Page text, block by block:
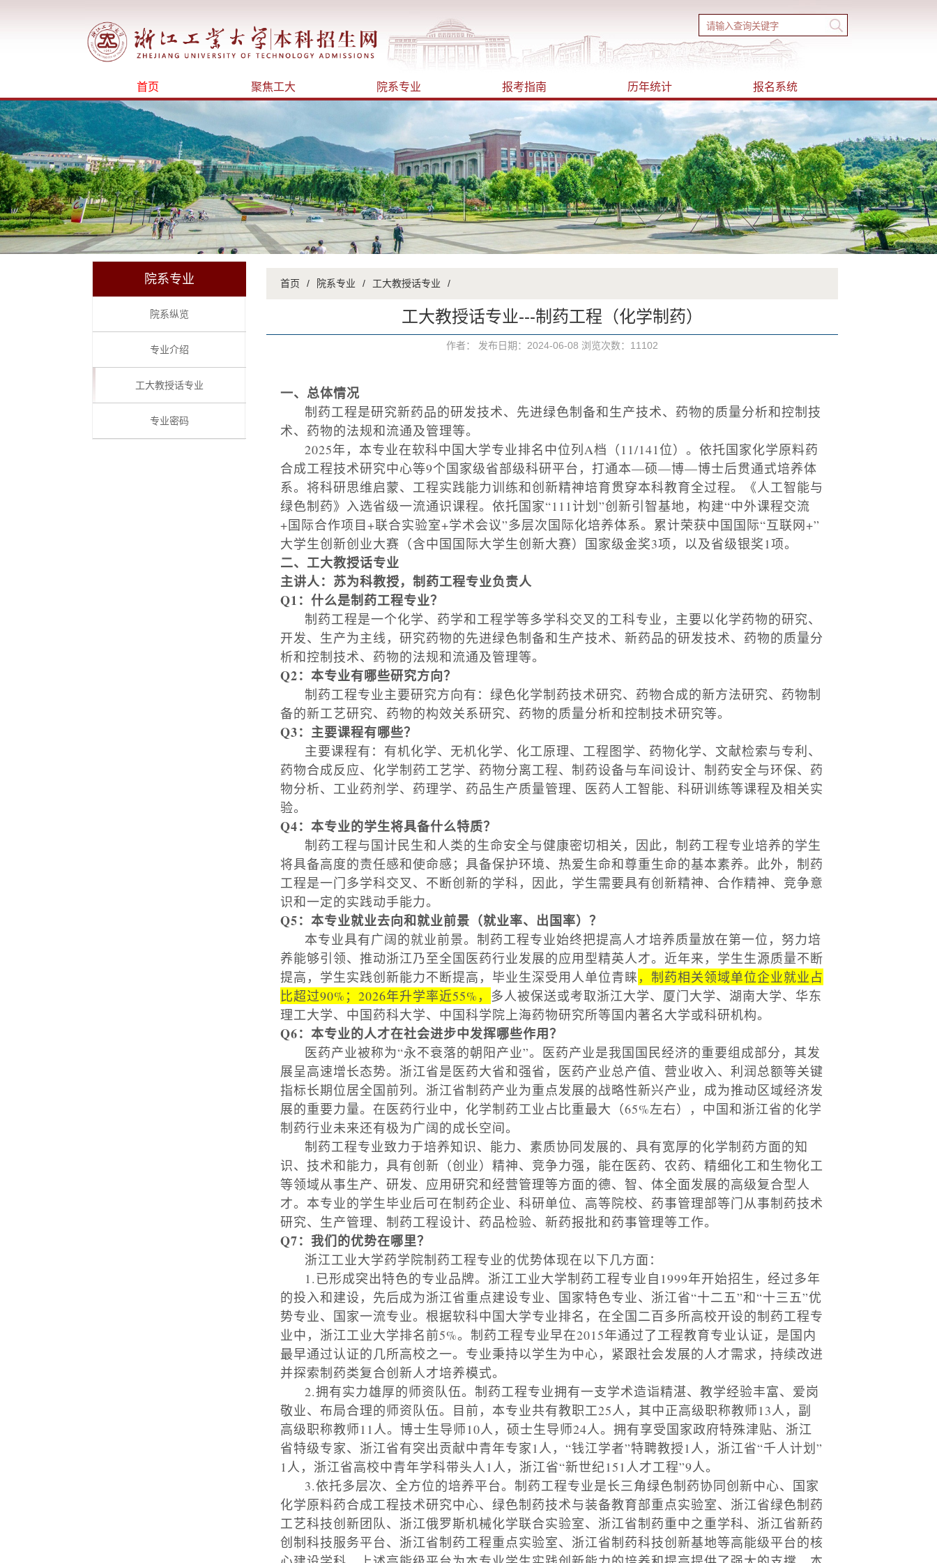
首页 聚焦工大 院系专业 报考指南 历年统计 报名系统
院系专业
院系纵览
专业介绍
工大教授话专业
专业密码
首页 / 院系专业 / 工大教授话专业 /
工大教授话专业---制药工程（化学制药）
作者： 发布日期：2024-06-08 浏览次数： 11102
一、总体情况
制药工程是研究新药品的研发技术、先进绿色制备和生产技术、药物的质量分析和控制技
术、药物的法规和流通及管理等。
2025年，本专业在软科中国大学专业排名中位列A档（11/141位）。依托国家化学原料药
合成工程技术研究中心等9个国家级省部级科研平台，打通本—硕—博—博士后贯通式培养体
系。将科研思维启蒙、工程实践能力训练和创新精神培育贯穿本科教育全过程。
《人工智能与
绿色制药》入选省级一流通识课程。 依托国家“111计划”创新引智基地，构建“中外课程交流
+国际合作项目+联合实验室+学术会议”多层次国际化培养体系。 累计荣获中国国际“互联网+”
大学生创新创业大赛（含中国国际大学生创新大赛）国家级金奖3项，以及省级银奖1项。
二、工大教授话专业
主讲人：苏为科教授，制药工程专业负责人
Q1：什么是制药工程专业？
制药工程是一个化学、药学和工程学等多学科交叉的工科专业，主要以化学药物的研究、
开发、生产为主线，研究药物的先进绿色制备和生产技术、新药品的研发技术、药物的质量分
析和控制技术、药物的法规和流通及管理等。
Q2：本专业有哪些研究方向？
制药工程专业主要研究方向有：绿色化学制药技术研究、药物合成的新方法研究、药物制
备的新工艺研究、药物的构效关系研究、药物的质量分析和控制技术研究等。
Q3：主要课程有哪些？
主要课程有：有机化学、无机化学、化工原理、工程图学、药物化学、文献检索与专利、
药物合成反应、化学制药工艺学、药物分离工程、制药设备与车间设计、制药安全与环保、药
物分析、工业药剂学、药理学、药品生产质量管理、医药人工智能、科研训练等课程及相关实
验。
Q4：本专业的学生将具备什么特质？
制药工程与国计民生和人类的生命安全与健康密切相关，因此，制药工程专业培养的学生
将具备高度的责任感和使命感；具备保护环境、热爱生命和尊重生命的基本素养。此外，制药
工程是一门多学科交叉、不断创新的学科，因此，学生需要具有创新精神、合作精神、竞争意
识和一定的实践动手能力。
Q5：本专业就业去向和就业前景（就业率、出国率）？
本专业具有广阔的就业前景。制药工程专业始终把提高人才培养质量放在第一位，努力培
养能够引领、推动浙江乃至全国医药行业发展的应用型精英人才。近年来，学生生源质量不断
提高，学生实践创新能力不断提高，毕业生深受用人单位青睐 ，制药相关领域单位企业就业占
比超过90% ； 2026年升学率近55% ， 多人被保送或考取浙江大学、厦门大学、湖南大学、华东
理工大学、中国药科大学、中国科学院上海药物研究所等国内著名大学或科研机构。
Q6：本专业的人才在社会进步中发挥哪些作用？
医药产业被称为“永不衰落的朝阳产业”。医药产业是我国国民经济的重要组成部分，其发
展呈高速增长态势。浙江省是医药大省和强省，医药产业总产值、营业收入、利润总额等关键
指标长期位居全国前列。浙江省制药产业为重点发展的战略性新兴产业，成为推动区域经济发
展的重要力量。在医药行业中，化学制药工业占比重最大（65%左右），中国和浙江省的化学
制药行业未来还有极为广阔的成长空间。
制药工程专业致力于培养知识、能力、素质协同发展的、具有宽厚的化学制药方面的知
识、技术和能力，具有创新（创业）精神、竞争力强，能在医药、农药、精细化工和生物化工
等领域从事生产、研发、应用研究和经营管理等方面的德、智、体全面发展的高级复合型人
才。本专业的学生毕业后可在制药企业、科研单位、高等院校、药事管理部等门从事制药技术
研究、生产管理、制药工程设计、药品检验、新药报批和药事管理等工作。
Q7：我们的优势在哪里？
浙江工业大学药学院制药工程专业的优势体现在以下几方面：
1.已形成突出特色的专业品牌。浙江工业大学制药工程专业自 1999年开始招生，经过多年
的投入和建设，先后成为浙江省重点建设专业、国家特色专业、浙江省“十二五”和“十三五”优
势专业、国家一流专业。根据软科中国大学专业排名，在全国二百多所高校开设的制药工程专
业中，浙江工业大学排名前5%。制药工程专业早在2015年通过了工程教育专业认证，是国内
最早通过认证的几所高校之一。专业秉持以学生为中心，紧跟社会发展的人才需求，持续改进
并探索制药类复合创新人才培养模式。
2.拥有实力雄厚的师资队伍。制药工程专业拥有一支学术造诣精湛、教学经验丰富、爱岗
敬业、布局合理的师资队伍。目前，本专业共有教职工25人，其中正高级职称教师13人，副
高级职称教师11人。博士生导师10人，硕士生导师24人。拥有享受国家政府特殊津贴、浙江
省特级专家、浙江省有突出贡献中青年专家1人，“钱江学者”特聘教授1人，浙江省“千人计划”
1人，浙江省高校中青年学科带头人1人，浙江省“新世纪151人才工程”9人。
3.依托多层次、全方位的培养平台。制药工程专业是长三角绿色制药协同创新中心、国家
化学原料药合成工程技术研究中心、绿色制药技术与装备教育部重点实验室、浙江省绿色制药
工艺科技创新团队、浙江俄罗斯机械化学联合实验室、浙江省制药重中之重学科、浙江省新药
创制科技服务平台、浙江省制药工程重点实验室、浙江省制药科技创新基地等高能级平台的核